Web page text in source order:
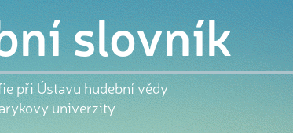
slovník
při Ústavu hudební vědy
univerzity